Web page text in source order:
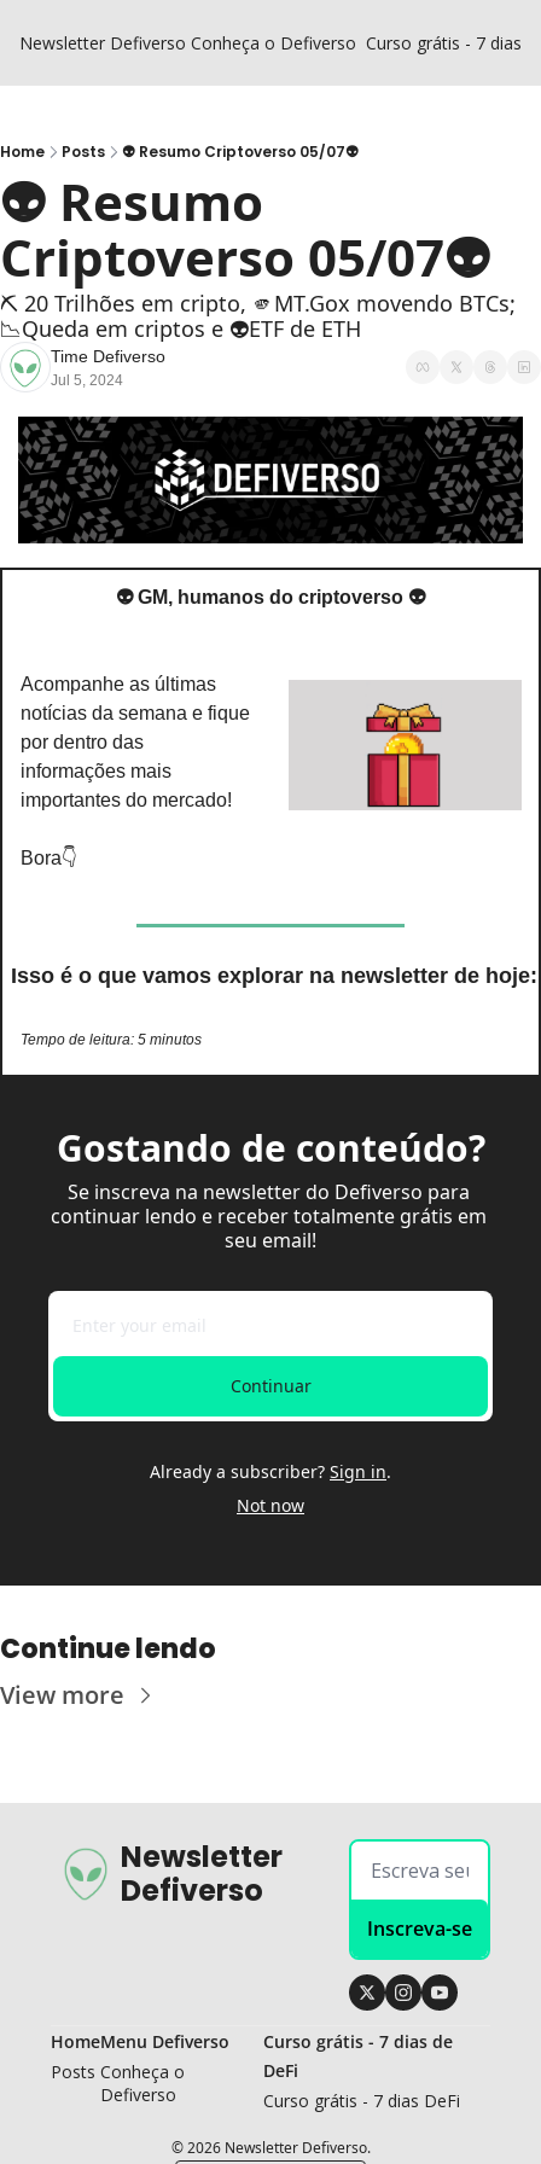
Newsletter Defiverso Conheça o Defiverso Curso grátis - 7 dias
Home Posts 👽 Resumo Criptoverso 05/07👽
👽 Resumo
Criptoverso 05/07👽
⛏️ 20 Trilhões em cripto, 🫵MT.Gox movendo BTCs;
📉Queda em criptos e 👽ETF de ETH
Time Defiverso
Jul 5, 2024
👽 GM, humanos do criptoverso 👽
Acompanhe as últimas
notícias da semana e fique
por dentro das
informações mais
importantes do mercado!
Bora👇
Isso é o que vamos explorar na newsletter de hoje:
Tempo de leitura: 5 minutos
Gostando de conteúdo?
Se inscreva na newsletter do Defiverso para
continuar lendo e receber totalmente grátis em
seu email!
Continuar
Already a subscriber? Sign in.
Not now
Continue lendo
View more
Newsletter
Defiverso
Inscreva-se
Home
Posts
Menu Defiverso
Conheça o
Defiverso
Curso grátis - 7 dias de
DeFi
Curso grátis - 7 dias DeFi
© 2026 Newsletter Defiverso.